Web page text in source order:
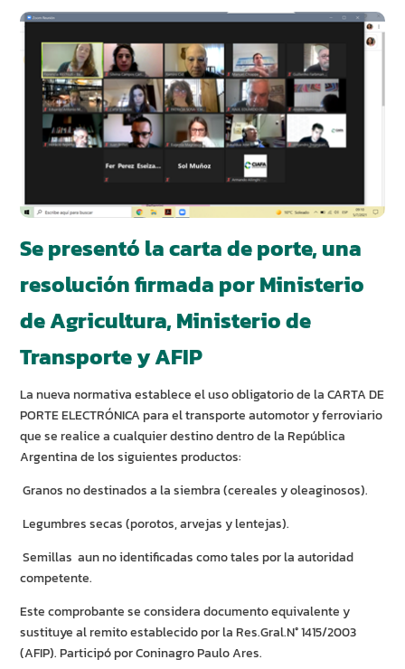
Se presentó la carta de porte, una
resolución firmada por Ministerio
de Agricultura, Ministerio de
Transporte y AFIP
La nueva normativa establece el uso obligatorio de la CARTA DE
PORTE ELECTRÓNICA para el transporte automotor y ferroviario
que se realice a cualquier destino dentro de la República
Argentina de los siguientes productos:
Granos no destinados a la siembra (cereales y oleaginosos).
Legumbres secas (porotos, arvejas y lentejas).
Semillas aun no identificadas como tales por la autoridad
competente.
Este comprobante se considera documento equivalente y
sustituye al remito establecido por la Res.Gral.N° 1415/2003
(AFIP). Participó por Coninagro Paulo Ares.